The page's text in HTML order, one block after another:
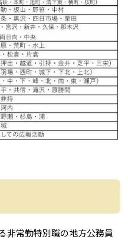
非常勤特別職の地方公務員